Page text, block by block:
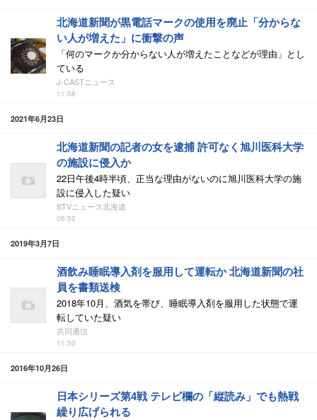
北海道新聞が黒電話マークの使用を廃止「分からな
い人が増えた」に衝撃の声
「何のマークか分からない人が増えたことなどが理由」とし
ている
J-CASTニュース
11:58
2021年6月23日
北海道新聞の記者の女を逮捕 許可なく旭川医科大学
の施設に侵入か
22日午後4時半頃、正当な理由がないのに旭川医科大学の施
設に侵入した疑い
STVニュース北海道
06:52
2019年3月7日
酒飲み睡眠導入剤を服用して運転か 北海道新聞の社
員を書類送検
2018年10月、酒気を帯び、睡眠導入剤を服用した状態で運
転していた疑い
共同通信
11:50
2016年10月26日
日本シリーズ第4戦 テレビ欄の「縦読み」でも熱戦
繰り広げられる